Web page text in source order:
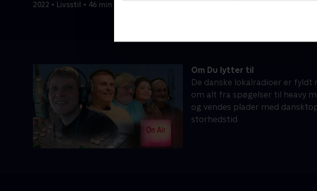
2022 • Livsstil • 46 min
Om Du lytter til
De danske lokalradioer er
om alt fra spøgelser til heavy
og vendes plader med
storhedstid